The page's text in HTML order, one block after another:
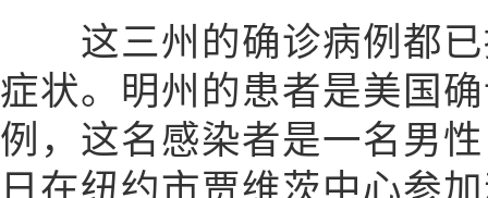
这三州的确诊病例都已
症状。明州的患者是美国
例，这名感染者是一名男
日在纽约市贾维茨中心参